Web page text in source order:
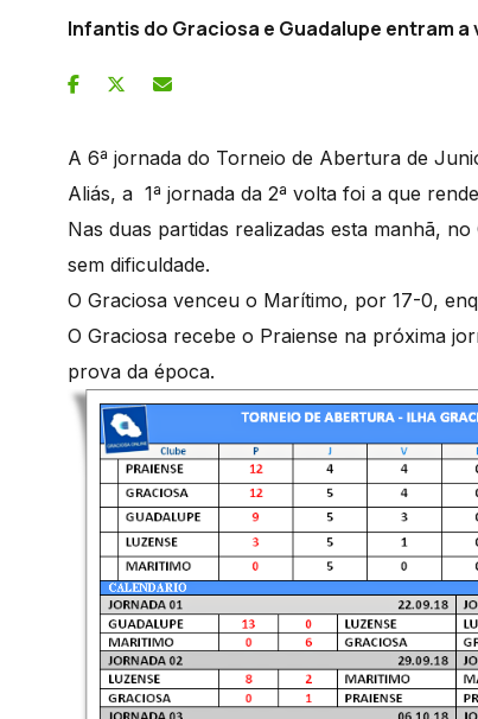
Infantis do Graciosa e Guadalupe entram a
A 6ª jornada do Torneio de Abertura de
Aliás, a 1ª jornada da 2ª volta foi a que
Nas duas partidas realizadas esta manhã,
sem dificuldade.
O Graciosa venceu o Marítimo, por 17-0,
O Graciosa recebe o Praiense na próxima
prova da época.